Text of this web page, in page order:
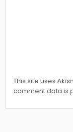
This site uses
comment data is